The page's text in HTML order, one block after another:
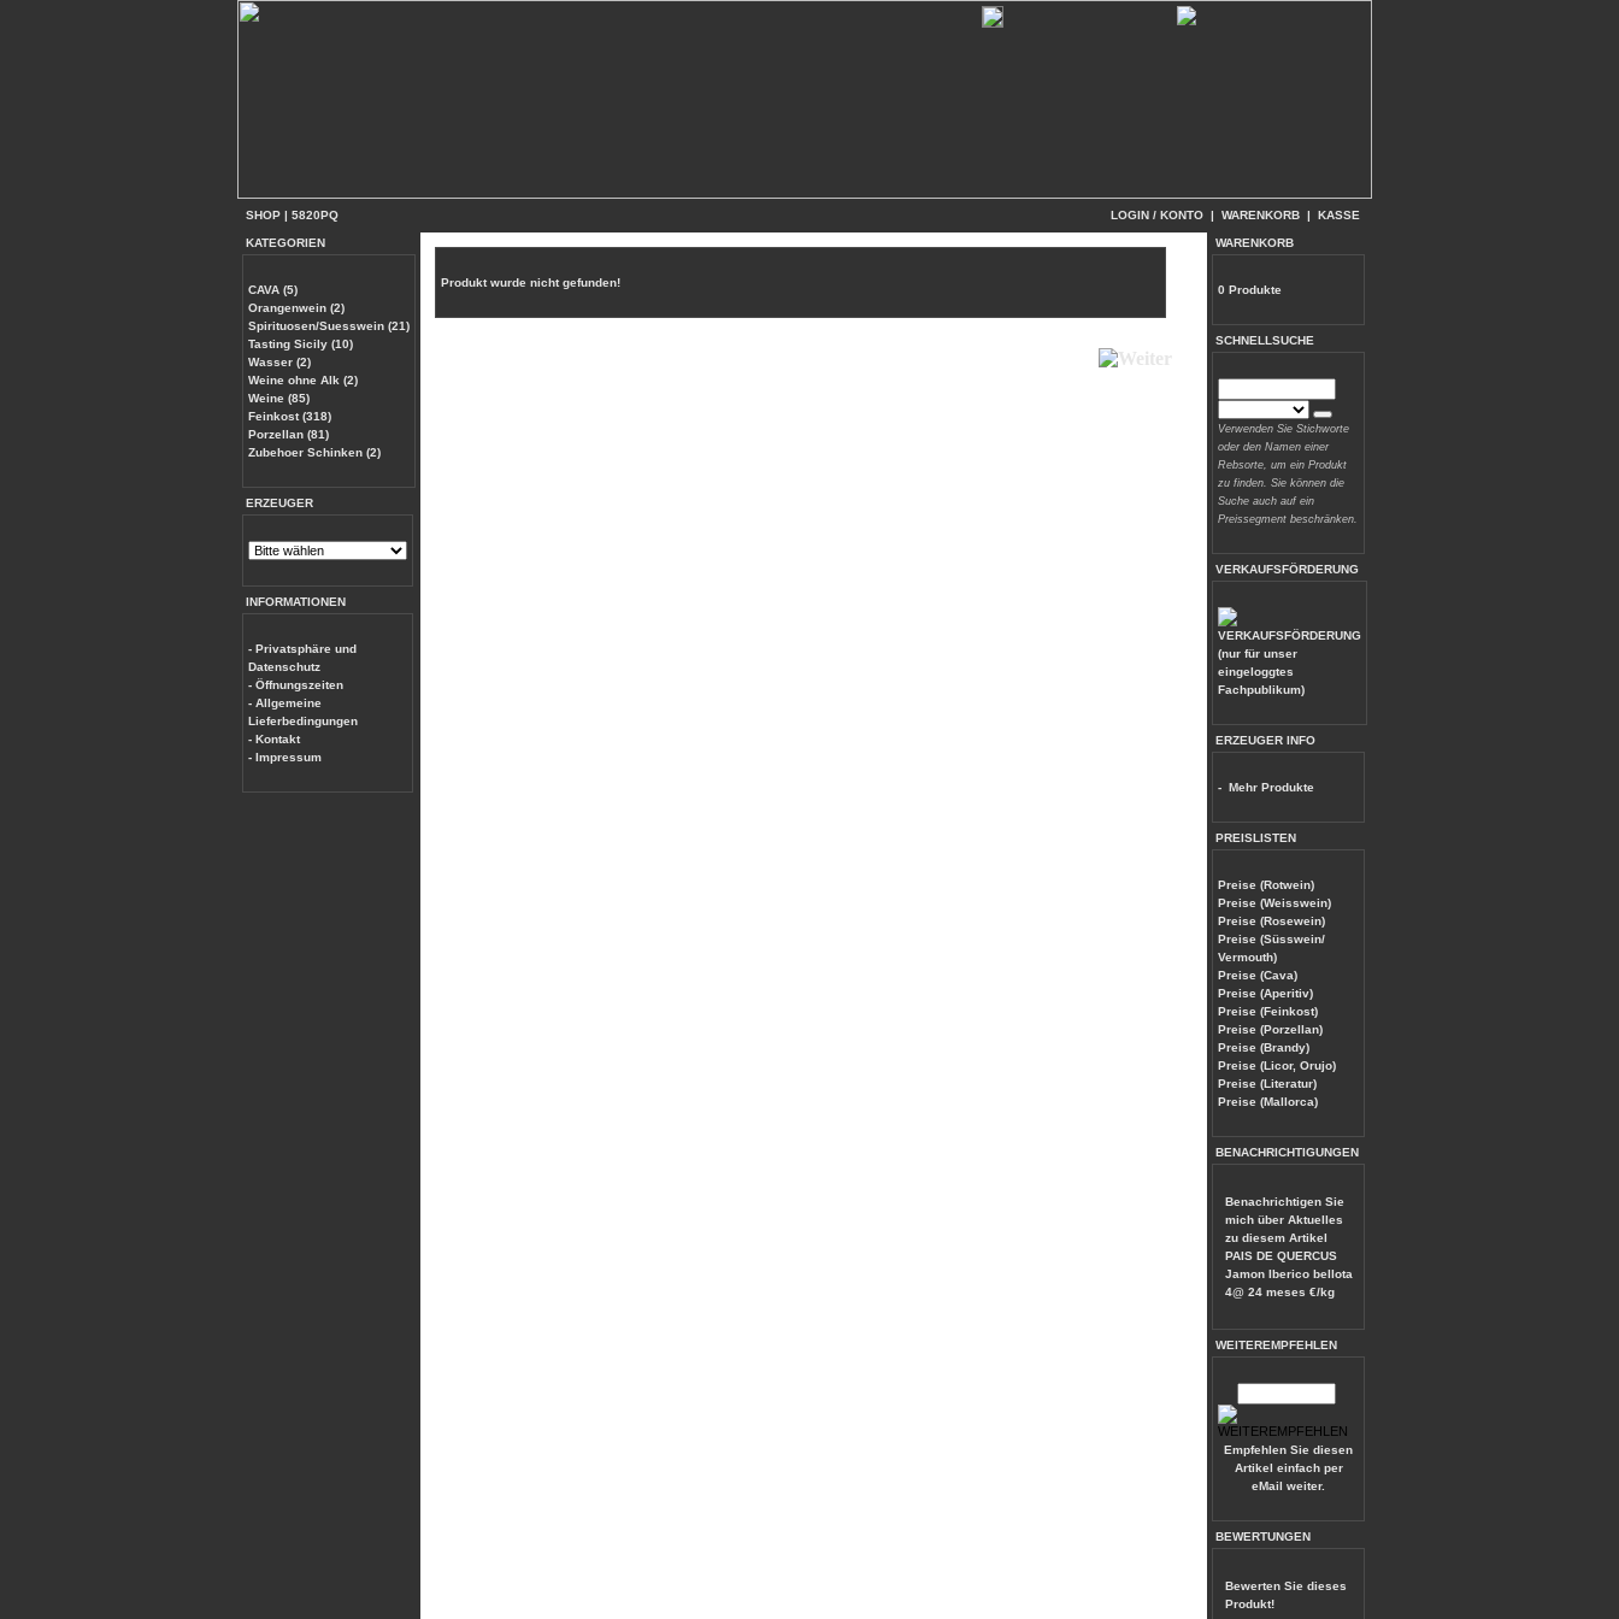
SHOP | 5820PQ LOGIN / KONTO | WARENKORB | KASSE
KATEGORIEN
CAVA (5)
Orangenwein (2)
Spirituosen/Suesswein (21)
Tasting Sicily (10)
Wasser (2)
Weine ohne Alk (2)
Weine (85)
Feinkost (318)
Porzellan (81)
Zubehoer Schinken (2)
ERZEUGER
INFORMATIONEN
- Privatsphäre und
Datenschutz
- Öffnungszeiten
- Allgemeine
Lieferbedingungen
- Kontakt
- Impressum
Produkt wurde nicht gefunden!
WARENKORB
0 Produkte
SCHNELLSUCHE
Verwenden Sie Stichworte
oder den Namen einer
Rebsorte, um ein Produkt
zu finden. Sie können die
Suche auch auf ein
Preissegment beschränken.
VERKAUFSFÖRDERUNG
(nur für unser
eingeloggtes
Fachpublikum)
ERZEUGER INFO
- Mehr Produkte
PREISLISTEN
Preise (Rotwein)
Preise (Weisswein)
Preise (Rosewein)
Preise (Süsswein/
Vermouth)
Preise (Cava)
Preise (Aperitiv)
Preise (Feinkost)
Preise (Porzellan)
Preise (Brandy)
Preise (Licor, Orujo)
Preise (Literatur)
Preise (Mallorca)
BENACHRICHTIGUNGEN
Benachrichtigen Sie
mich über Aktuelles
zu diesem Artikel
PAIS DE QUERCUS
Jamon Iberico bellota
4@ 24 meses €/kg
WEITEREMPFEHLEN
Empfehlen Sie diesen
Artikel einfach per
eMail weiter.
BEWERTUNGEN
Bewerten Sie dieses
Produkt!